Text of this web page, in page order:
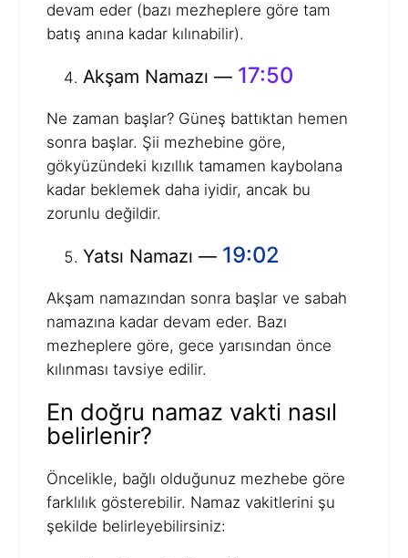
devam eder (bazı mezheplere göre tam
batış anına kadar kılınabilir).
Akşam Namazı — 17:50
Ne zaman başlar? Güneş battıktan hemen
sonra başlar. Şii mezhebine göre,
gökyüzündeki kızıllık tamamen kaybolana
kadar beklemek daha iyidir, ancak bu
zorunlu değildir.
Yatsı Namazı — 19:02
Akşam namazından sonra başlar ve sabah
namazına kadar devam eder. Bazı
mezheplere göre, gece yarısından önce
kılınması tavsiye edilir.
En doğru namaz vakti nasıl
belirlenir?
Öncelikle, bağlı olduğunuz mezhebe göre
farklılık gösterebilir. Namaz vakitlerini şu
şekilde belirleyebilirsiniz: